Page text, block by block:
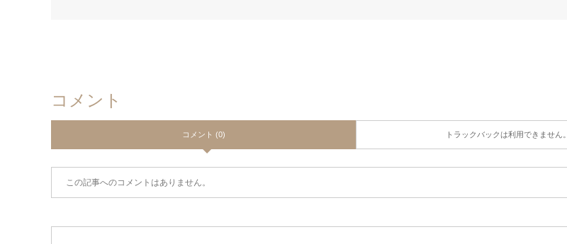
コメント
コメント (0) トラックバックは利用できません。
この記事へのコメントはありません。